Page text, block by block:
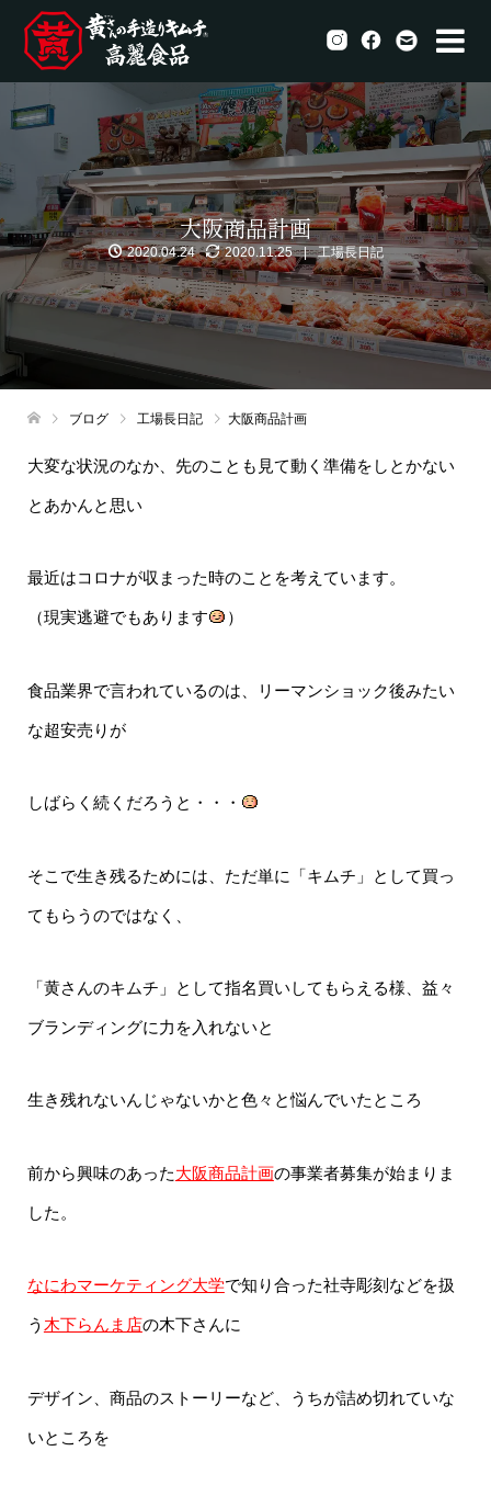
大阪商品計画
2020.04.24 2020.11.25 工場長日記
ブログ 工場長日記 大阪商品計画
大変な状況のなか、先のことも見て動く準備をしとかない
とあかんと思い
最近はコロナが収まった時のことを考えています。
（現実逃避でもあります ）
食品業界で言われているのは、リーマンショック後みたい
な超安売りが
しばらく続くだろうと・・・
そこで生き残るためには、ただ単に「キムチ」として買っ
てもらうのではなく、
「黄さんのキムチ」として指名買いしてもらえる様、益々
ブランディングに力を入れないと
生き残れないんじゃないかと色々と悩んでいたところ
前から興味のあった大阪商品計画の事業者募集が始まりま
した。
なにわマーケティング大学で知り合った社寺彫刻などを扱
う 木下らんま店の木下さんに
デザイン、商品のストーリーなど、うちが詰め切れていな
いところを